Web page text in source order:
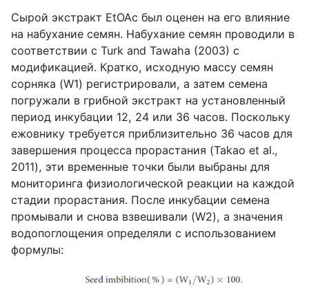
Сырой экстракт EtOAc был оценен на его влияние
на набухание семян. Набухание семян проводили в
соответствии с Turk and Tawaha (2003) с
модификацией. Кратко, исходную массу семян
сорняка (W1) регистрировали, а затем семена
погружали в грибной экстракт на установленный
период инкубации 12, 24 или 36 часов. Поскольку
ежовнику требуется приблизительно 36 часов для
завершения процесса прорастания (Takao et al.,
2011), эти временные точки были выбраны для
мониторинга физиологической реакции на каждой
стадии прорастания. После инкубации семена
промывали и снова взвешивали (W2), а значения
водопоглощения определяли с использованием
формулы: